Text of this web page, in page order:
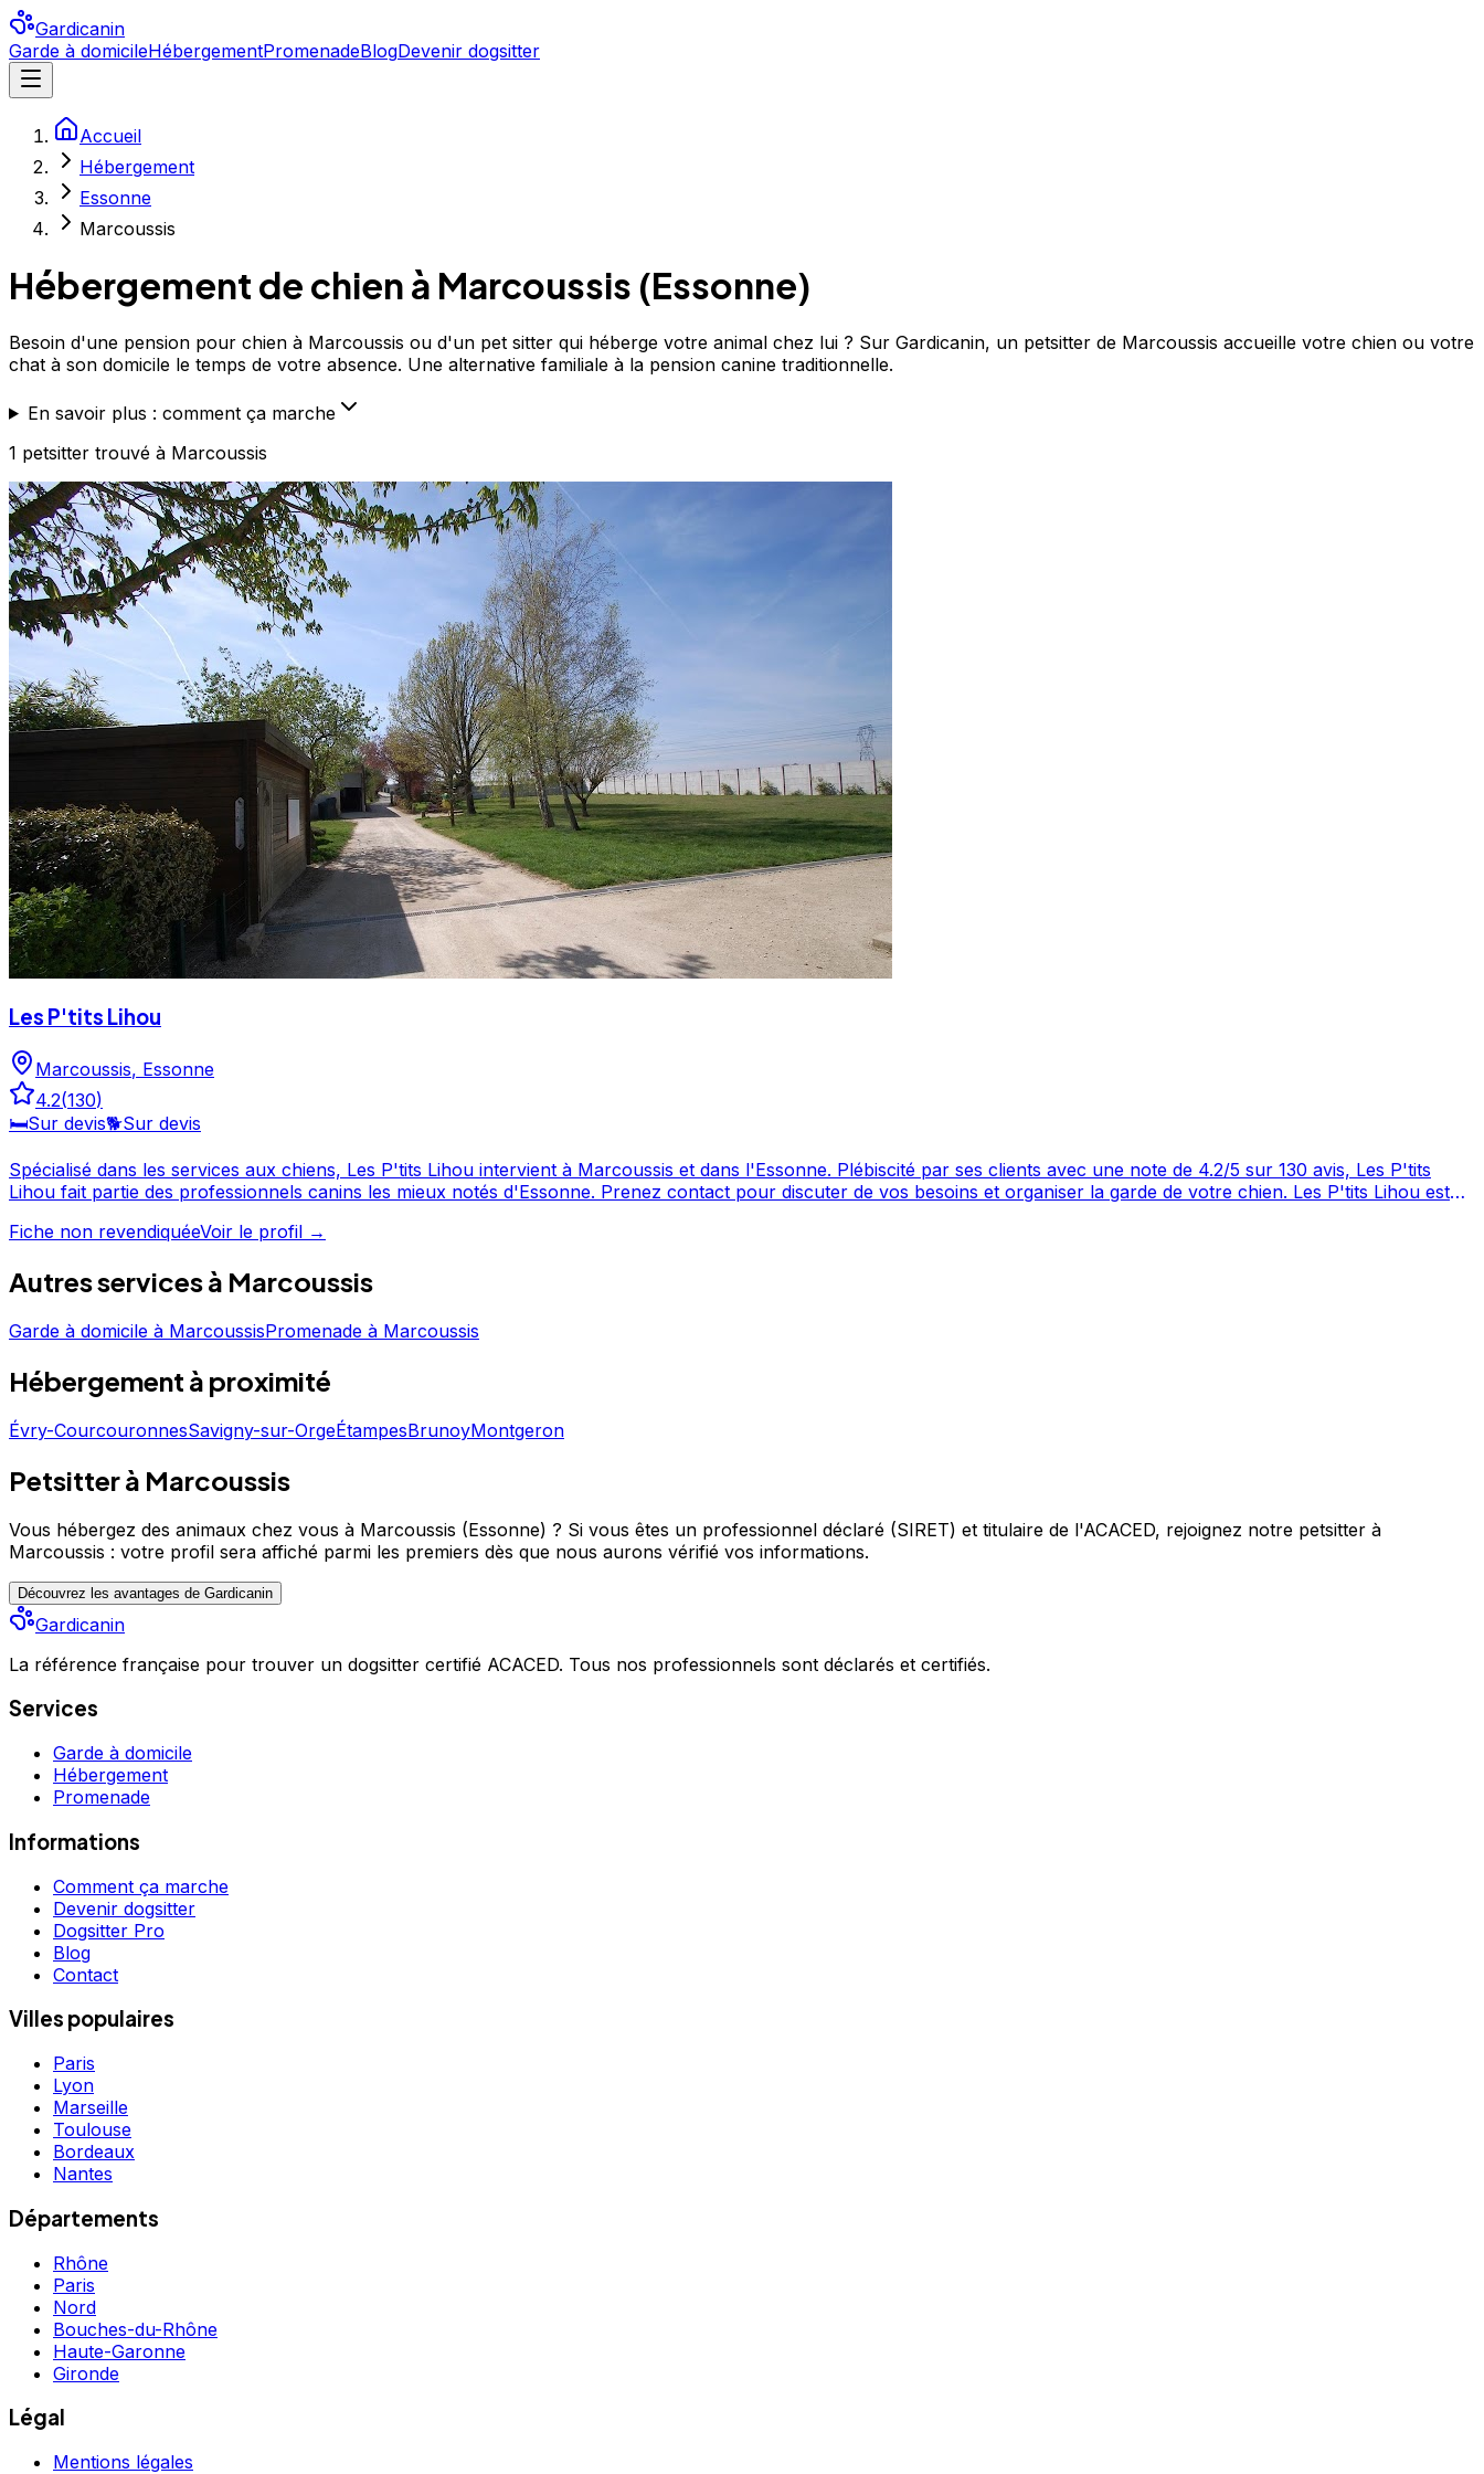
Gardicanin
Garde à domicileHébergementPromenadeBlogDevenir dogsitter
Accueil
Hébergement
Essonne
Marcoussis
Hébergement de chien à Marcoussis (Essonne)
Besoin d'une pension pour chien à Marcoussis ou d'un pet sitter qui héberge votre animal chez lui ? Sur Gardicanin, un petsitter de Marcoussis accueille votre chien ou votre
chat à son domicile le temps de votre absence. Une alternative familiale à la pension canine traditionnelle.
En savoir plus : comment ça marche
1 petsitter trouvé à Marcoussis
Les P'tits Lihou
Marcoussis, Essonne
4.2(130)
🛏️Sur devis🐕Sur devis
Spécialisé dans les services aux chiens, Les P'tits Lihou intervient à Marcoussis et dans l'Essonne. Plébiscité par ses clients avec une note de 4.2/5 sur 130 avis, Les P'tits
Lihou fait partie des professionnels canins les mieux notés d'Essonne. Prenez contact pour discuter de vos besoins et organiser la garde de votre chien. Les P'tits Lihou est
Fiche non revendiquéeVoir le profil →
Autres services à Marcoussis
Garde à domicile à MarcoussisPromenade à Marcoussis
Hébergement à proximité
Évry-CourcouronnesSavigny-sur-OrgeÉtampesBrunoyMontgeron
Petsitter à Marcoussis
Vous hébergez des animaux chez vous à Marcoussis (Essonne) ? Si vous êtes un professionnel déclaré (SIRET) et titulaire de l'ACACED, rejoignez notre petsitter à
Marcoussis : votre profil sera affiché parmi les premiers dès que nous aurons vérifié vos informations.
Découvrez les avantages de Gardicanin
Gardicanin
La référence française pour trouver un dogsitter certifié ACACED. Tous nos professionnels sont déclarés et certifiés.
Services
Garde à domicile
Hébergement
Promenade
Informations
Comment ça marche
Devenir dogsitter
Dogsitter Pro
Blog
Contact
Villes populaires
Paris
Lyon
Marseille
Toulouse
Bordeaux
Nantes
Départements
Rhône
Paris
Nord
Bouches-du-Rhône
Haute-Garonne
Gironde
Légal
Mentions légales